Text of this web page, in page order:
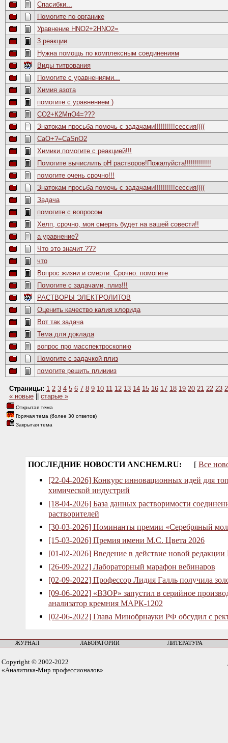
Спасибки...
Помогите по органике
Уравнение HNO2+2HNO2=
3 реакции
Нужна помощь по комплексным соединениям
Виды титрования
Помогите с уравнениями...
Химия азота
помогите с уравнением )
СО2+К2МпО4=???
Знатокам просьба помочь с задачами!!!!!!!!!!сессия((((
CaO+?=CaSnO2
Химики,помогите с реакцией!!!
Помогите вычислить рН растворов!Пожалуйста!!!!!!!!!!!!!
помогите очень срочно!!!
Знатокам просьба помочь с задачами!!!!!!!!!!сессия((((
Задача
помогите с вопросом
Хелп, срочно, моя смерть будет на вашей совести!!
а уравнение?
Что это значит ???
что
Вопрос жизни и смерти. Срочно. помогите
Помогите с задачами, плиз!!!
РАСТВОРЫ ЭЛЕКТРОЛИТОВ
Оценить качество калия хлорида
Вот так задача
Тема для доклада
вопрос про масспектроскопию
Помогите с задачкой плиз
помогите решить плииииз
Страницы: 1 2 3 4 5 6 7 8 9 10 11 12 13 14 15 16 17 18 19 20 21 22 23
« новые
старые »
Открытая тема
Горячая тема (более 30 ответов)
Закрытая тема
ПОСЛЕДНИЕ НОВОСТИ ANCHEM.RU: [ Все
[22-04-2026] Конкурс инновационных идей для
химической индустрий
[18-04-2026] База данных растворимости
растворителей
[30-03-2026] Номинанты премии «Серебряный
[15-03-2026] Премия имени М.С. Цвета 2026
[01-02-2026] Введение в действие новой
[26-09-2022] Лабораторный марафон вебинаров
[02-09-2022] Профессор Лидия Галль получила
[09-06-2022] «ВЗОР» запустил в серийное
анализатор кремния МАРК-1202
[02-06-2022] Глава Минобрнауки РФ обсудил с
ЖУРНАЛ ЛАБОРАТОРИИ ЛИТЕРАТУРА
Copyright © 2002-2022
«Аналитика-Мир профессионалов»